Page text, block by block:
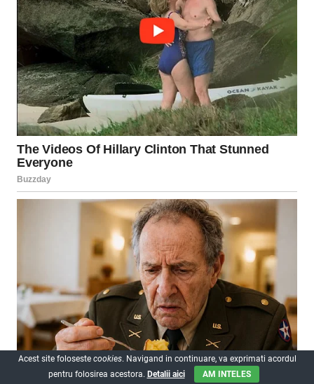
Acest site foloseste cookies. Navigand in continuare, va exprimati acordul
pentru folosirea acestora. Detalii aici AM INTELES